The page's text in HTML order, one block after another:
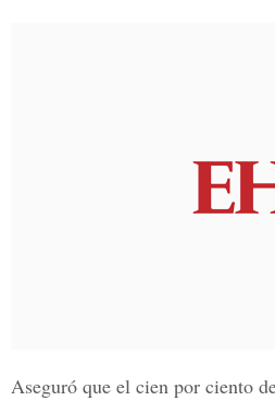
Aseguró que el cien por ciento